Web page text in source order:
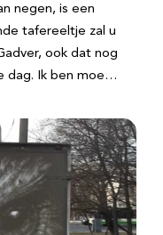
negen, is een
tafereeltje zal u
ook dat nog
dag. Ik ben moe…